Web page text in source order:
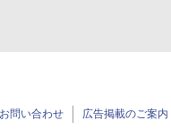
お問い合わせ 広告掲載のご案内